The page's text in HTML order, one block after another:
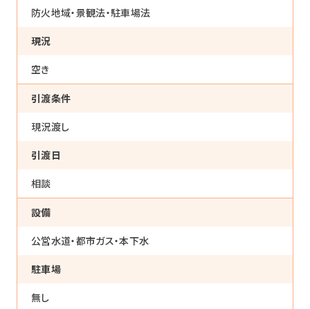
トップ
防火地域・景観法・駐車場法
現況
空き
引渡条件
現況渡し
引渡日
相談
設備
公営水道・都市ガス・本下水
駐車場
無し